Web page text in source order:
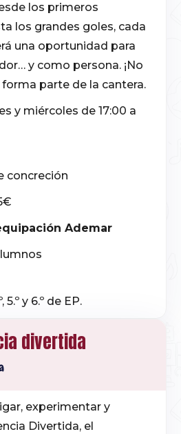
los primeros
los grandes goles, cada
una oportunidad para
y como persona. ¡No
forma parte de la cantera.
y miércoles de 17:00 a
concreción
Ademar
5.º y 6.º de EP.
divertida
experimentar y
Divertida, el